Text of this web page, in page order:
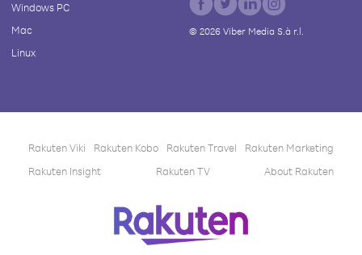
Windows PC
Mac
Linux
© 2026Viber Media S.à r.l.
Rakuten Viki Rakuten Kobo Rakuten Travel
Rakuten Marketing
Rakuten Insight
Rakuten TV About Rakuten